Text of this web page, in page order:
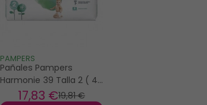
PAMPERS
Pañales Pampers
Harmonie 39 Talla 2 ( 4
- 8kg )
19,81 €
17,83 €